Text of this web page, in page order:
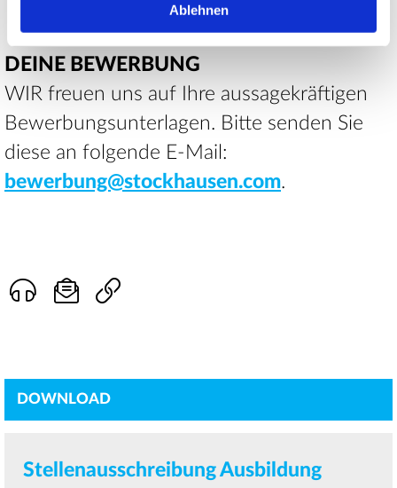
Ablehnen
DOWNLOAD
Stellenausschreibung Ausbildung
DEINE BEWERBUNG
WIR freuen uns auf Ihre aussagekräftigen
Bewerbungsunterlagen. Bitte senden Sie
diese an folgende E-Mail:
bewerbung@stockhausen.com.